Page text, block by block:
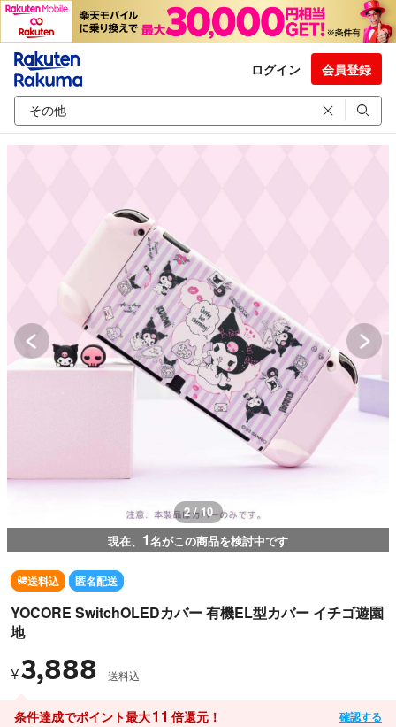
ログイン 会員登録
2 / 10
現在、 1名がこの商品を検討中です
送料込 匿名配送
YOCORE SwitchOLEDカバー 有機EL型カバー イチゴ遊園
地
¥3,888 送料込
条件達成でポイント最大11 倍還元！ 確認する